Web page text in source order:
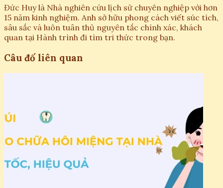
Đức Huy là Nhà nghiên cứu lịch sử chuyên nghiệp với hơn
15 năm kinh nghiệm. Anh sở hữu phong cách viết súc tích,
sâu sắc và luôn tuân thủ nguyên tắc chính xác, khách
quan tại Hành trình đi tìm tri thức trong bạn.
Câu đố liên quan